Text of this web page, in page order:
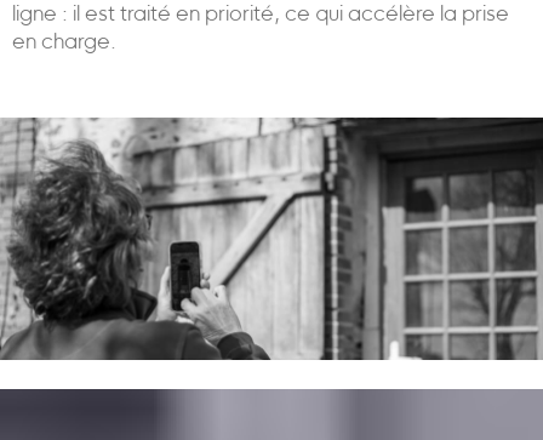
ligne : il est traité en priorité, ce qui accélère la prise
en charge.